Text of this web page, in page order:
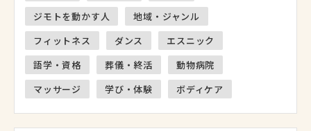
ジモトを動かす人
地域・ジャンル
フィットネス
ダンス
エスニック
語学・資格
葬儀・終活
動物病院
マッサージ
学び・体験 ボディケア